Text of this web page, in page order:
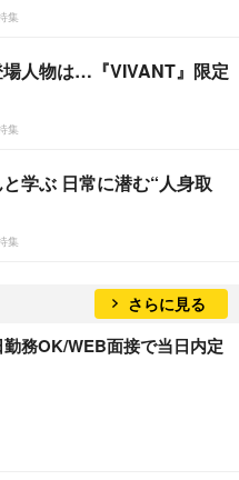
集
人物は…『VIVANT』限定
集
学ぶ 日常に潜む“人身取
集
さらに見る
務OK/WEB面接で当日内定